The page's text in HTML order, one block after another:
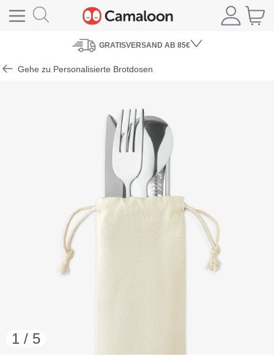
GRATISVERSAND AB 85€
Gehe zu Personalisierte Brotdosen
1 / 5